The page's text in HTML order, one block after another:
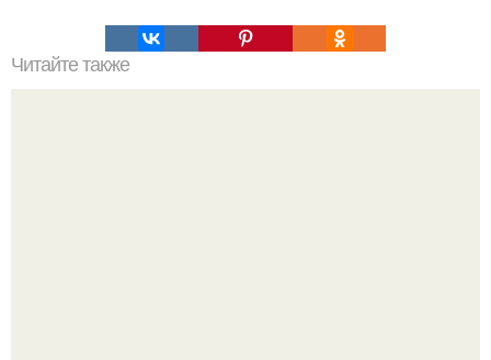
Читайте также